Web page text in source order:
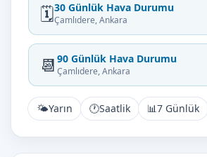
🗓️30 Günlük Hava Durumu
Çamlıdere, Ankara
📆 90 Günlük Hava Durumu
Çamlıdere, Ankara
🌤️Yarın 🕐Saatlik 📊7 Günlük